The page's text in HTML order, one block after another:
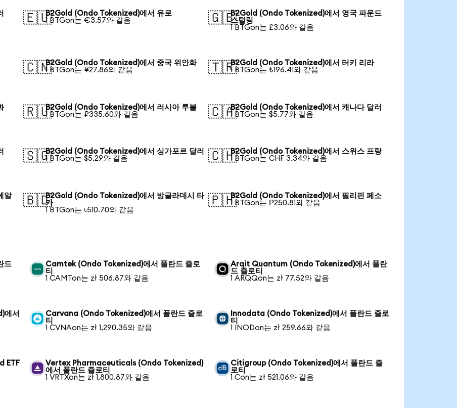
🇪🇺B2Gold (Ondo Tokenized)에서 유로
1 BTGon는 €3.57와 같음
🇬🇧B2Gold (Ondo Tokenized)에서 영국 파운드
스털링
1 BTGon는 £3.06와 같음
🇨🇳B2Gold (Ondo Tokenized)에서 중국 위안화
1 BTGon는 ¥27.86와 같음
🇹🇷B2Gold (Ondo Tokenized)에서 터키 리라
1 BTGon는 ₺196.41와 같음
🇷🇺B2Gold (Ondo Tokenized)에서 러시아 루블
1 BTGon는 ₽335.60와 같음
🇨🇦B2Gold (Ondo Tokenized)에서 캐나다 달러
1 BTGon는 $5.77와 같음
🇸🇬B2Gold (Ondo Tokenized)에서 싱가포르 달러
1 BTGon는 $5.29와 같음
🇨🇭B2Gold (Ondo Tokenized)에서 스위스 프랑
1 BTGon는 CHF 3.34와 같음
알
🇧🇩B2Gold (Ondo Tokenized)에서 방글라데시 타
카
1 BTGon는 ৳510.70와 같음
🇵🇭B2Gold (Ondo Tokenized)에서 필리핀 페소
1 BTGon는 ₱250.81와 같음
드
Camtek (Ondo Tokenized)에서 폴란드 즐로
티
1 CAMTon는 zł 506.87와 같음
Arqit Quantum (Ondo Tokenized)에서 폴란
드 즐로티
1 ARQQon는 zł 77.52와 같음
에서
Carvana (Ondo Tokenized)에서 폴란드 즐로
티
1 CVNAon는 zł 1,290.35와 같음
Innodata (Ondo Tokenized)에서 폴란드 즐로
티
1 INODon는 zł 259.66와 같음
ETF
Vertex Pharmaceuticals (Ondo Tokenized)
에서 폴란드 즐로티
1 VRTXon는 zł 1,800.87와 같음
Citigroup (Ondo Tokenized)에서 폴란드 즐
로티
1 Con는 zł 521.06와 같음